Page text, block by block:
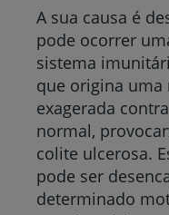
A sua causa é
pode ocorrer
sistema
que origina
exagerada
normal,
colite ulcerosa.
pode ser
determinado